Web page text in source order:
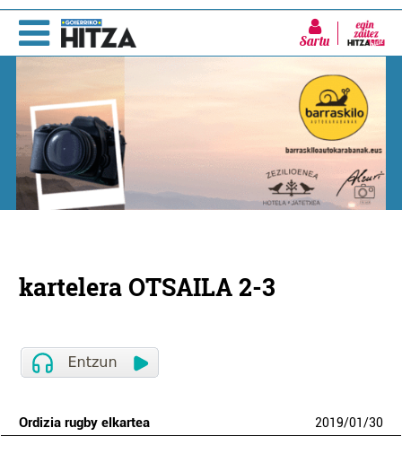
Sartu
kartelera OTSAILA 2-3
Ordizia rugby elkartea 2019/01/30